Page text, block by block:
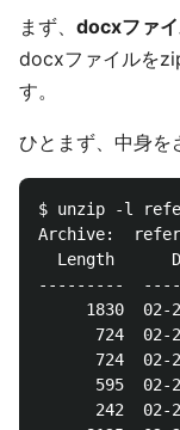
まず、 docxファ
docxファイルを
す。
ひとまず、中身を
$ unzip -l
Archive:
Length
---------
1830  02-
724  02-
724  02-
595  02-
242  02-